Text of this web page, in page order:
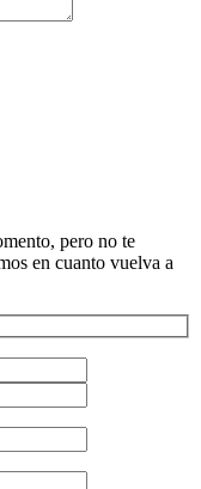
pero no te
en cuanto vuelva a